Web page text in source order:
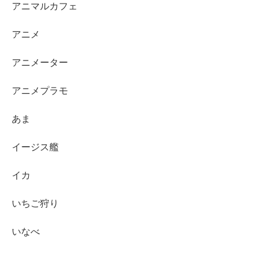
アニマルカフェ
アニメ
アニメーター
アニメプラモ
あま
イージス艦
イカ
いちご狩り
いなべ